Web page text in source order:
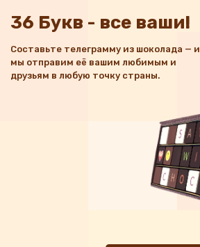
36 Букв - все ваши!
Составьте телеграмму из шоколада — и
мы отправим её вашим любимым и
друзьям в любую точку страны.